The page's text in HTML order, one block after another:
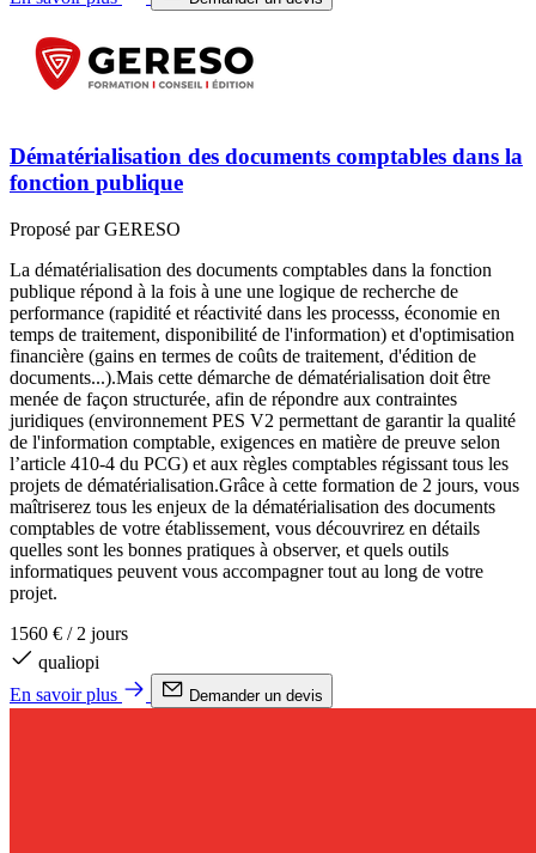
Dématérialisation des documents comptables dans la
fonction publique
Proposé par GERESO
La dématérialisation des documents comptables dans la fonction
publique répond à la fois à une une logique de recherche de
performance (rapidité et réactivité dans les processs, économie en
temps de traitement, disponibilité de l'information) et d'optimisation
financière (gains en termes de coûts de traitement, d'édition de
documents...).Mais cette démarche de dématérialisation doit être
menée de façon structurée, afin de répondre aux contraintes
juridiques (environnement PES V2 permettant de garantir la qualité
de l'information comptable, exigences en matière de preuve selon
l’article 410-4 du PCG) et aux règles comptables régissant tous les
projets de dématérialisation.Grâce à cette formation de 2 jours, vous
maîtriserez tous les enjeux de la dématérialisation des documents
comptables de votre établissement, vous découvrirez en détails
quelles sont les bonnes pratiques à observer, et quels outils
informatiques peuvent vous accompagner tout au long de votre
projet.
1560 € / 2 jours
qualiopi
En savoir plus
Demander un devis